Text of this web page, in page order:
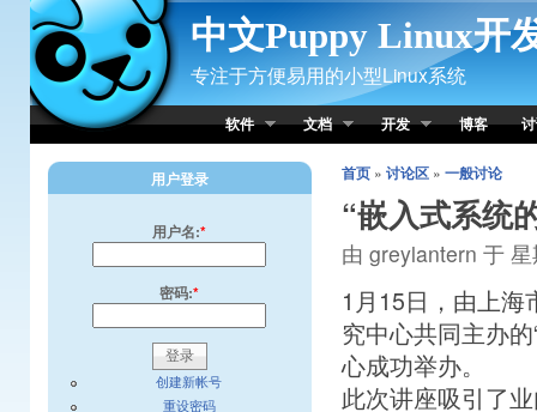
Skip to Content
中文Puppy Linux开
专注于方便易用的小型Linux系统
软件 文档 开发 博客
首页» 讨论区» 一般讨论
“嵌入式系统
由 greylantern 于
1月15日，由上
究中心共同主办
心成功举办。
此次讲座吸引了
用户登录
用户名:*
密码:*
创建新帐号
重设密码